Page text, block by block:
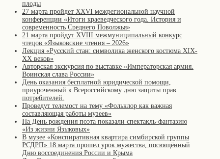
плоды
27 марта пройдет XXVI межрегиональной научной
конференции «Итоги краеведческого года. История и
современность Среднего Поволжья»
21 марта пройдут XVIII межмуниципальный конкурс
чтецов «Языковские чтения – 2026»
Лекция «Русский стан: символика женского костюма XIX-
XX веков»
Авторская экскурсия по выставке «Императорская армия.
Воинская слава России»
День оказания бесплатной юридической помощи,
приуроченный к Всероссийскому дню защиты прав
потребителей.
Проведут телемост на тему «Фольклор как важная
составляющая работы музеев»
На День рождения поэта показали спектакль-фантазию
«Из жизни Языковых»
В музее «Конспиративная квартира симбирской группы
РСДРП» 18 марта прошел урок мужества, посвящённый
Дню воссоединения России и Крыма